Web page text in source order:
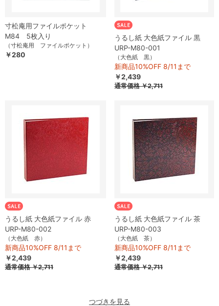
寸松庵用ファイルポケット
M84 5枚入り
（寸松庵用 ファイルポケット）
￥280
うるし紙 大色紙ファイル 黒
URP-M80-001
（大色紙 黒）
新商品10%OFF 8/11まで
￥2,439
通常価格 ￥2,711
うるし紙 大色紙ファイル 赤
URP-M80-002
（大色紙 赤）
新商品10%OFF 8/11まで
￥2,439
通常価格 ￥2,711
うるし紙 大色紙ファイル 茶
URP-M80-003
（大色紙 茶）
新商品10%OFF 8/11まで
￥2,439
通常価格 ￥2,711
つづきを見る